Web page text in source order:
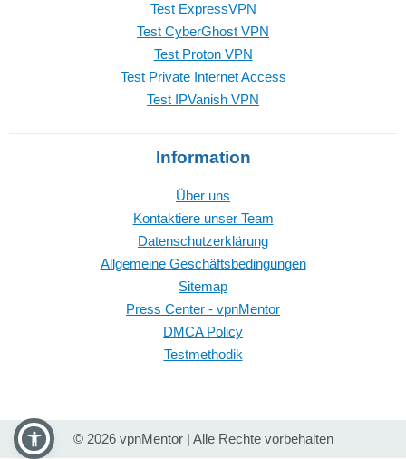
Test ExpressVPN
Test CyberGhost VPN
Test Proton VPN
Test Private Internet Access
Test IPVanish VPN
Information
Über uns
Kontaktiere unser Team
Datenschutzerklärung
Allgemeine Geschäftsbedingungen
Sitemap
Press Center - vpnMentor
DMCA Policy
Testmethodik
© 2026 vpnMentor | Alle Rechte vorbehalten